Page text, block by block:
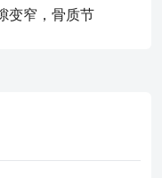
变窄，骨质节